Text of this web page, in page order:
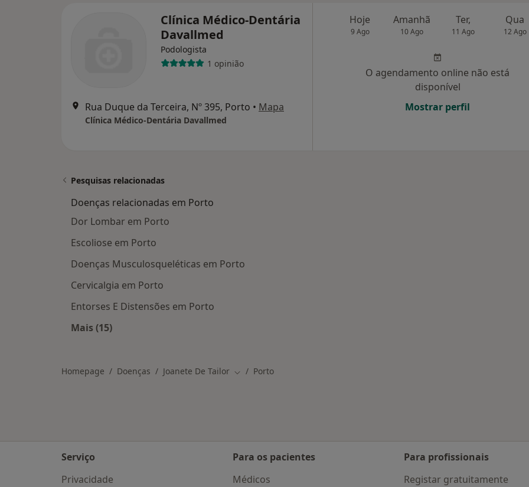
Clínica Médico-Dentária
Davallmed
Podologista
1 opinião
Rua Duque da Terceira, Nº 395, Porto • Mapa
Clínica Médico-Dentária Davallmed
Hoje
9 Ago
Amanhã
10 Ago
Ter,
11 Ago
Qua
12 Ago
O agendamento online não está
disponível
Mostrar perfil
Pesquisas relacionadas
Doenças relacionadas em Porto
Dor Lombar em Porto
Escoliose em Porto
Doenças Musculosqueléticas em Porto
Cervicalgia em Porto
Entorses E Distensões em Porto
Mais (15)
Homepage Doenças Joanete De Tailor Mudar de cidade
Porto
Serviço
Privacidade
Para os pacientes
Médicos
Para profissionais
Registar gratuitamente